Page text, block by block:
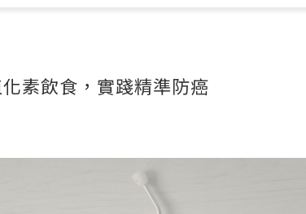
素飲食，實踐精準防癌